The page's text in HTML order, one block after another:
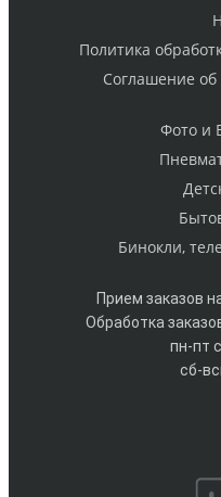
Политика
Cоглашение
Фото и
Бинокли,
Прием заказов
Обработка
пн-пт
сб-